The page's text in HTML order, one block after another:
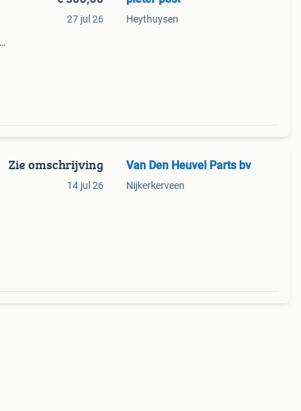
27 jul 26 Heythuysen
Zie omschrijving
14 jul 26
Van Den Heuvel Parts bv
Nijkerkerveen